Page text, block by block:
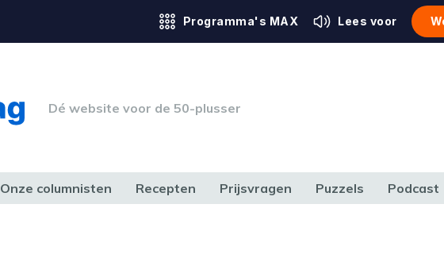
Programma's MAX Lees voor
Dé website voor de 50-plusser
Onze columnisten Recepten Prijsvragen Puzzels Podcast